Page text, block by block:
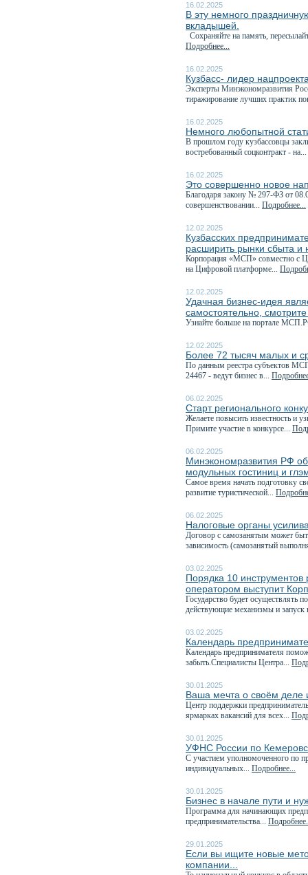
16.02.2025
В эту немного
вкладышей.
Сохраняйте на память,
Подробнее...
16.02.2025
Кузбасс- лидер
Эксперты Минэкономразвития
тиражирование лучших практик
16.02.2025
Немного любопытной
В прошлом году кузбассовцы
востребованный соцконтракт - на...
16.02.2025
Это совершенно новое
Благодаря закону № 297-ФЗ от
совершенствовании... Подробнее...
12.02.2025
Кузбасских
расширить рынки сбыта и
Корпорация «МСП» совместно с
на Цифровой платформе...
12.02.2025
Удачная бизнес-идея
самостоятельно,
Узнайте больше на портале
12.02.2025
Более 72 тысяч малых и
По данным реестра субъектов
24467 - ведут бизнес в...
06.02.2025
Старт регионального
Желаете повысить известность и
Примите участие в конкурсе...
06.02.2025
Минэкономразвития РФ
модульных гостиниц и
Самое время начать подготовку
развитие туристической...
06.02.2025
Налоговые органы
Договор с самозанятым может
зависимость (самозанятый
03.02.2025
Порядка 10
оператором выступит
Государство будет осуществлять
действующие механизмы и
03.02.2025
Календарь
Календарь предпринимателя
забыть.Специалисты Центра...
30.01.2025
Ваша мечта о своём деле
Центр поддержки
ярмарках вакансий для всех...
30.01.2025
УФНС России по
C участием уполномоченного по
индивидуальных... Подробнее...
30.01.2025
Бизнес в начале пути и
Программа для начинающих
предпринимательства...
29.01.2025
Если вы ищите новые
компании...